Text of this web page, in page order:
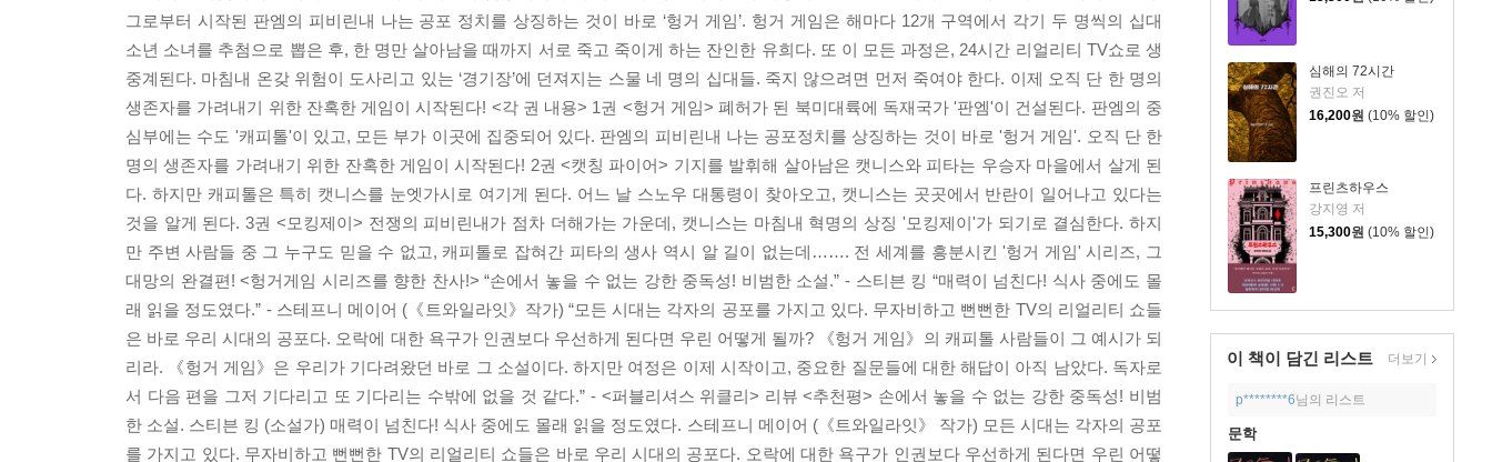
심해의 72시간
권진오 저
16,200원 (10% 할인)
프린츠하우스
강지영 저
15,300원 (10% 할인)
이 책이 담긴 리스트 더보기
p********6님의 리스트
문학
그로부터 시작된 판엠의 피비린내 나는 공포 정치를 상징하는 것이 바로 ‘헝거 게임’. 헝거 게임은 해마다 12개 구역에서 각기 두 명씩의 십대
소년 소녀를 추첨으로 뽑은 후, 한 명만 살아남을 때까지 서로 죽고 죽이게 하는 잔인한 유희다. 또 이 모든 과정은, 24시간 리얼리티 TV쇼로 생
중계된다. 마침내 온갖 위험이 도사리고 있는 ‘경기장’에 던져지는 스물 네 명의 십대들. 죽지 않으려면 먼저 죽여야 한다. 이제 오직 단 한 명의
생존자를 가려내기 위한 잔혹한 게임이 시작된다! <각 권 내용> 1권 <헝거 게임> 폐허가 된 북미대륙에 독재국가 '판엠'이 건설된다. 판엠의 중
심부에는 수도 '캐피톨'이 있고, 모든 부가 이곳에 집중되어 있다. 판엠의 피비린내 나는 공포정치를 상징하는 것이 바로 '헝거 게임'. 오직 단 한
명의 생존자를 가려내기 위한 잔혹한 게임이 시작된다! 2권 <캣칭 파이어> 기지를 발휘해 살아남은 캣니스와 피타는 우승자 마을에서 살게 된
다. 하지만 캐피톨은 특히 캣니스를 눈엣가시로 여기게 된다. 어느 날 스노우 대통령이 찾아오고, 캣니스는 곳곳에서 반란이 일어나고 있다는
것을 알게 된다. 3권 <모킹제이> 전쟁의 피비린내가 점차 더해가는 가운데, 캣니스는 마침내 혁명의 상징 '모킹제이'가 되기로 결심한다. 하지
만 주변 사람들 중 그 누구도 믿을 수 없고, 캐피톨로 잡혀간 피타의 생사 역시 알 길이 없는데……. 전 세계를 흥분시킨 '헝거 게임' 시리즈, 그
대망의 완결편! <헝거게임 시리즈를 향한 찬사!> “손에서 놓을 수 없는 강한 중독성! 비범한 소설.” - 스티븐 킹 “매력이 넘친다! 식사 중에도 몰
래 읽을 정도였다.” - 스테프니 메이어 (《트와일라잇》작가) “모든 시대는 각자의 공포를 가지고 있다. 무자비하고 뻔뻔한 TV의 리얼리티 쇼들
은 바로 우리 시대의 공포다. 오락에 대한 욕구가 인권보다 우선하게 된다면 우린 어떻게 될까? 《헝거 게임》의 캐피톨 사람들이 그 예시가 되
리라. 《헝거 게임》은 우리가 기다려왔던 바로 그 소설이다. 하지만 여정은 이제 시작이고, 중요한 질문들에 대한 해답이 아직 남았다. 독자로
서 다음 편을 그저 기다리고 또 기다리는 수밖에 없을 것 같다.” - <퍼블리셔스 위클리> 리뷰 <추천평> 손에서 놓을 수 없는 강한 중독성! 비범
한 소설. 스티븐 킹 (소설가) 매력이 넘친다! 식사 중에도 몰래 읽을 정도였다. 스테프니 메이어 (《트와일라잇》 작가) 모든 시대는 각자의 공포
를 가지고 있다. 무자비하고 뻔뻔한 TV의 리얼리티 쇼들은 바로 우리 시대의 공포다. 오락에 대한 욕구가 인권보다 우선하게 된다면 우린 어떻